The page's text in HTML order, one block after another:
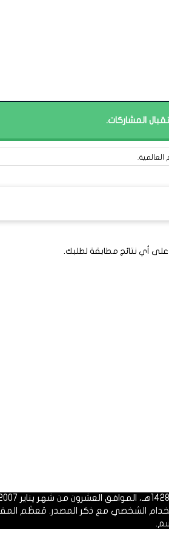
المشاركات.
العالمية.
على أي نتائج مطابقة لطلبك.
الشخصي مع ذكر المصدر. مُعظَم